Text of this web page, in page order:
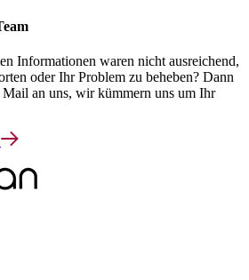
Informationen waren nicht ausreichend,
oder Ihr Problem zu beheben? Dann
an uns, wir kümmern uns um Ihr